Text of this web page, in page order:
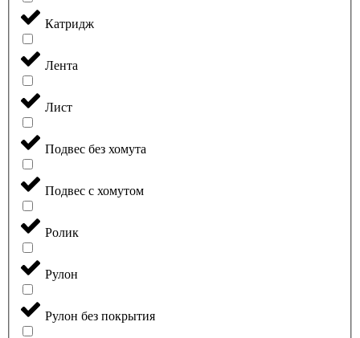
Катридж
Лента
Лист
Подвес без хомута
Подвес с хомутом
Ролик
Рулон
Рулон без покрытия